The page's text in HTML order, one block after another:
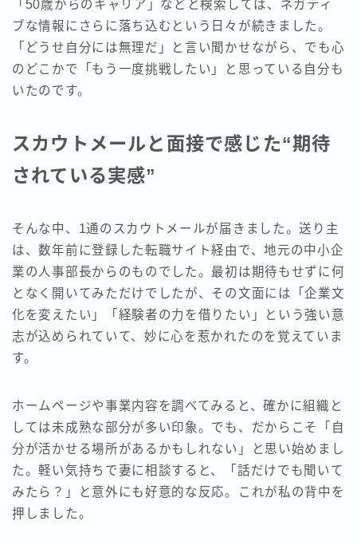
「50歳からのキャリア」などと検索しては、ネガティ
ブな情報にさらに落ち込むという日々が続きました。
「どうせ自分には無理だ」と言い聞かせながら、でも心
のどこかで「もう一度挑戦したい」と思っている自分も
いたのです。
スカウトメールと面接で感じた“期待
されている実感”
そんな中、1通のスカウトメールが届きました。送り主
は、数年前に登録した転職サイト経由で、地元の中小企
業の人事部長からのものでした。最初は期待もせずに何
となく開いてみただけでしたが、その文面には「企業文
化を変えたい」「経験者の力を借りたい」という強い意
志が込められていて、妙に心を惹かれたのを覚えていま
す。
ホームページや事業内容を調べてみると、確かに組織と
しては未成熟な部分が多い印象。でも、だからこそ「自
分が活かせる場所があるかもしれない」と思い始めまし
た。軽い気持ちで妻に相談すると、「話だけでも聞いて
みたら？」と意外にも好意的な反応。これが私の背中を
押しました。